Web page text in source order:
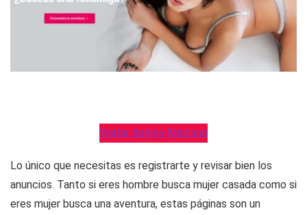
Visitar Ashley Madison
Lo único que necesitas es registrarte y revisar bien los
anuncios. Tanto si eres hombre busca mujer casada como si
eres mujer busca una aventura, estas páginas son un